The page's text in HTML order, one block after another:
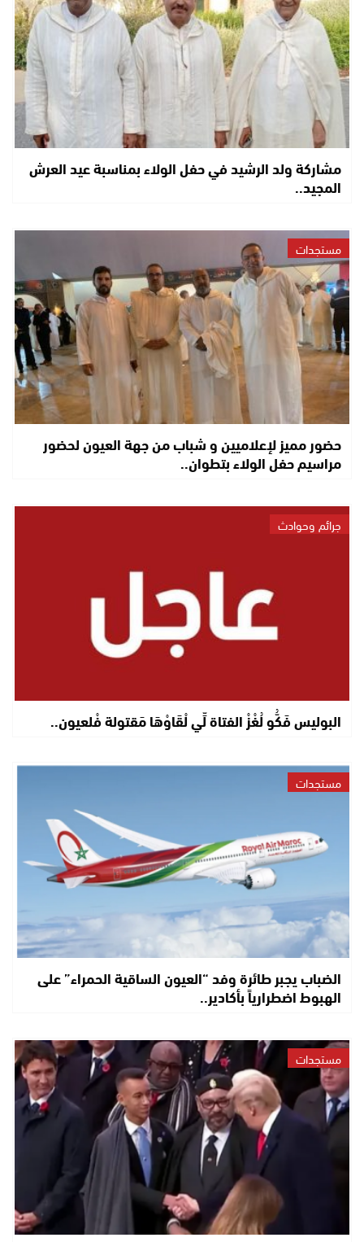
مشاركة ولد الرشيد في حفل الولاء بمناسبة عيد العرش
المجيد..
مستجدات
حضور مميز لإعلاميين و شباب من جهة العيون لحضور
مراسيم حفل الولاء بتطوان..
جرائم وحوادث
البوليس فَكُّو لُغْزْ الفتاة لِّي لْقَاوْهَا مَقتولة فْلعيون..
مستجدات
الضباب يجبر طائرة وفد “العيون الساقية الحمراء” على
الهبوط اضطرارياً بأكادير..
مستجدات